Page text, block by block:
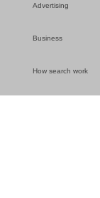
Advertising
Business
How search work